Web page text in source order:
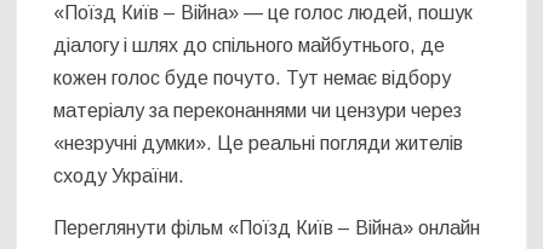
«Поїзд Київ – Війна» — це голос людей, пошук
діалогу і шлях до спільного майбутнього, де
кожен голос буде почуто. Тут немає відбору
матеріалу за переконаннями чи цензури через
«незручні думки». Це реальні погляди жителів
сходу України.
Переглянути фільм «Поїзд Київ – Війна» онлайн